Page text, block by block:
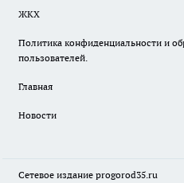
ЖКХ
Политика конфиденциальности и
пользователей.
Главная
Новости
Сетевое издание progorod35.ru